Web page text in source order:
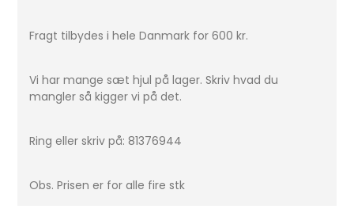
Fragt tilbydes i hele Danmark for 600 kr.
Vi har mange sæt hjul på lager. Skriv hvad du
mangler så kigger vi på det.
Ring eller skriv på: 81376944
Obs. Prisen er for alle fire stk